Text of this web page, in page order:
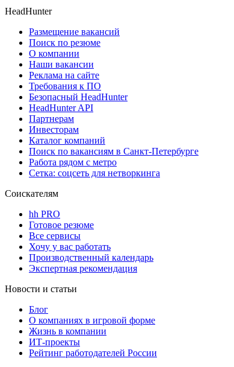
HeadHunter
Размещение вакансий
Поиск по резюме
О компании
Наши вакансии
Реклама на сайте
Требования к ПО
Безопасный HeadHunter
HeadHunter API
Партнерам
Инвесторам
Каталог компаний
Поиск по вакансиям в Санкт-Петербурге
Работа рядом с метро
Сетка: соцсеть для нетворкинга
Соискателям
hh PRO
Готовое резюме
Все сервисы
Хочу у вас работать
Производственный календарь
Экспертная рекомендация
Новости и статьи
Блог
О компаниях в игровой форме
Жизнь в компании
ИТ-проекты
Рейтинг работодателей России